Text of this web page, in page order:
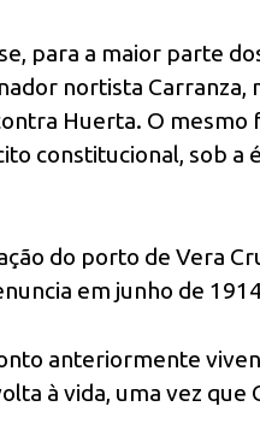
para a maior parte
nortista Carranza,
Huerta. O mesmo
constitucional, sob a
do porto de Vera
em junho de
anteriormente
à vida, uma vez que